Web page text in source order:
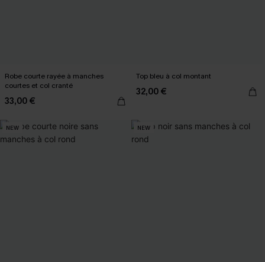
Robe courte rayée à manches
courtes et col cranté
33,00 €
Top bleu à col montant
32,00 €
NEW NEW